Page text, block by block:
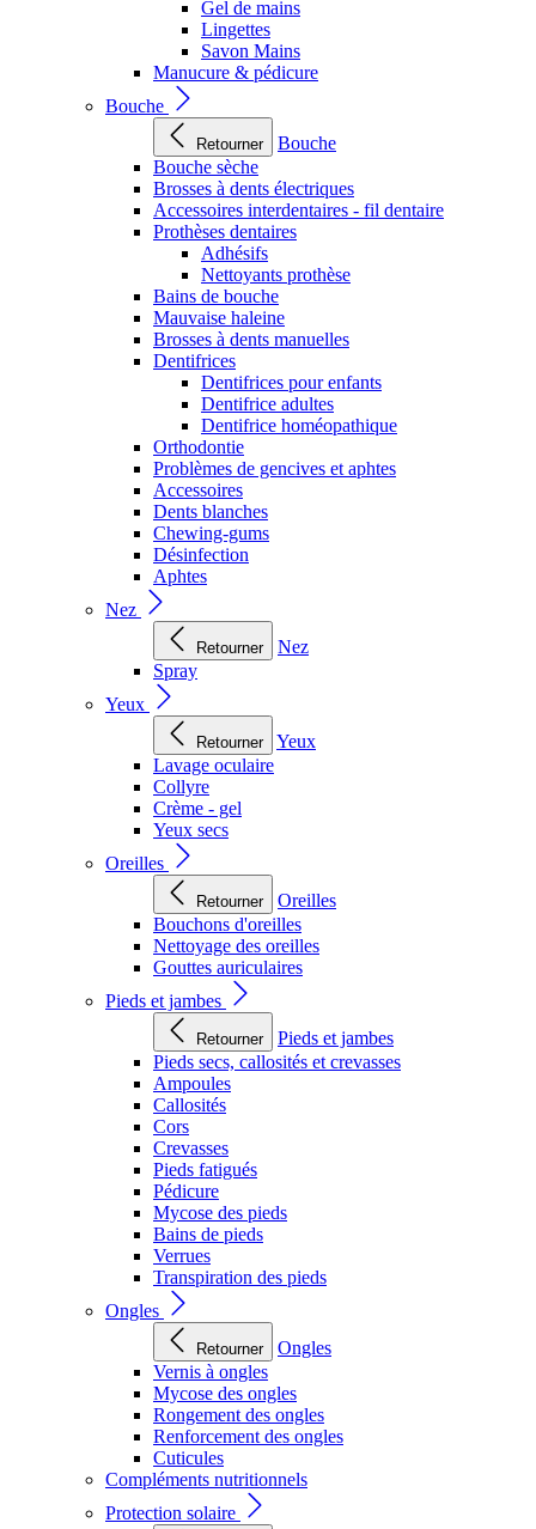
Gel de mains
Lingettes
Savon Mains
Manucure & pédicure
Bouche
Retourner
Bouche
Bouche sèche
Brosses à dents électriques
Accessoires interdentaires - fil dentaire
Prothèses dentaires
Adhésifs
Nettoyants prothèse
Bains de bouche
Mauvaise haleine
Brosses à dents manuelles
Dentifrices
Dentifrices pour enfants
Dentifrice adultes
Dentifrice homéopathique
Orthodontie
Problèmes de gencives et aphtes
Accessoires
Dents blanches
Chewing-gums
Désinfection
Aphtes
Nez
Retourner
Nez
Spray
Yeux
Retourner
Yeux
Lavage oculaire
Collyre
Crème - gel
Yeux secs
Oreilles
Retourner
Oreilles
Bouchons d'oreilles
Nettoyage des oreilles
Gouttes auriculaires
Pieds et jambes
Retourner
Pieds et jambes
Pieds secs, callosités et crevasses
Ampoules
Callosités
Cors
Crevasses
Pieds fatigués
Pédicure
Mycose des pieds
Bains de pieds
Verrues
Transpiration des pieds
Ongles
Retourner
Ongles
Vernis à ongles
Mycose des ongles
Rongement des ongles
Renforcement des ongles
Cuticules
Compléments nutritionnels
Protection solaire